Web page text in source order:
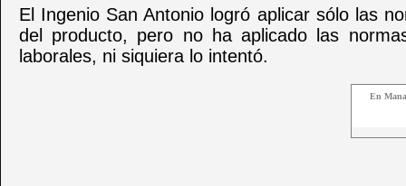
El Ingenio San Antonio logró aplicar sólo las
del producto, pero no ha aplicado las
laborales, ni siquiera lo intentó.
En